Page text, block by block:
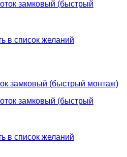
в список желаний
замковый (быстрый монтаж)
в список желаний